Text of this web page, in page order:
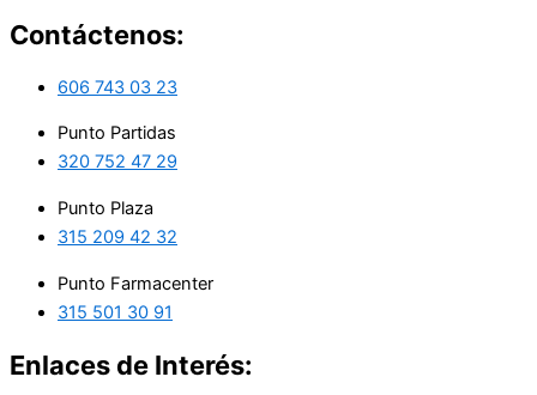
Contáctenos:
606 743 03 23
Punto Partidas
320 752 47 29
Punto Plaza
315 209 42 32
Punto Farmacenter
315 501 30 91
Enlaces de Interés: